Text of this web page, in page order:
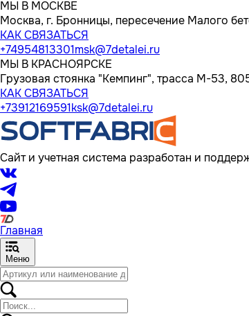
МЫ В МОСКВЕ
Москва, г. Бронницы, пересечение Малого
КАК СВЯЗАТЬСЯ
+74954813301msk@7detalei.ru
МЫ В КРАСНОЯРСКЕ
Грузовая стоянка "Кемпинг", трасса M-53,
КАК СВЯЗАТЬСЯ
+73912169591ksk@7detalei.ru
Сайт и учетная система разработан и
Главная
Меню